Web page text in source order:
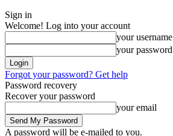
Sign in
Welcome! Log into your account
your username
your password
Forgot your password? Get help
Password recovery
Recover your password
your email
A password will be e-mailed to you.